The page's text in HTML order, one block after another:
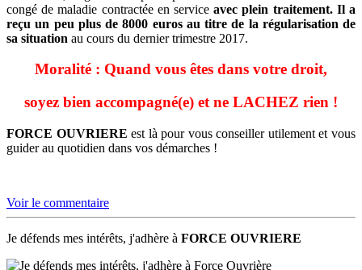
congé de maladie contractée en serviceavec plein traitement. Il a
reçu un peu plus de 8000 euros au titre de la régularisation de
sa situation au cours du dernier trimestre 2017.
Moralité : Quand vous êtes dans votre droit,
soyez bien accompagné(e) et ne LACHEZ rien !
FORCE OUVRIERE est là pour vous conseiller utilement et vous
guider au quotidien dans vos démarches !
Voir le commentaire
Je défends mes intérêts, j'adhère à FORCE OUVRIERE